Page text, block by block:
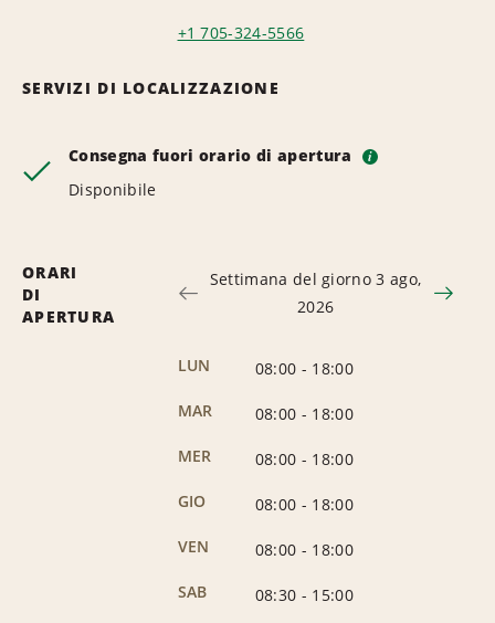
+1 705-324-5566
SERVIZI DI LOCALIZZAZIONE
Consegna fuori orario di apertura i
Disponibile
ORARI
DI
APERTURA
Settimana del giorno 3 ago,
2026
LUN 08:00 - 18:00
MAR
08:00 - 18:00
MER
08:00 - 18:00
GIO
08:00 - 18:00
VEN
08:00 - 18:00
SAB
08:30 - 15:00